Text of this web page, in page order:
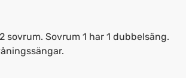
sovrum. Sovrum 1 har 1 dubbelsäng.